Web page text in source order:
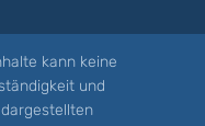
kann keine
und